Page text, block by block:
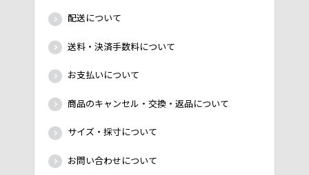
配送について
送料・決済手数料について
お支払いについて
商品のキャンセル・交換・返品について
サイズ・採寸について
お問い合わせについて